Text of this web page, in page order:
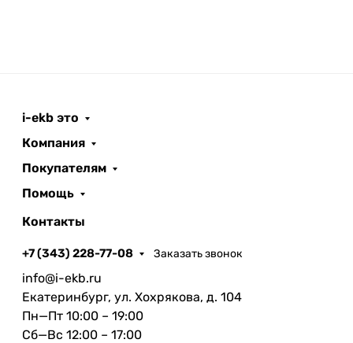
i-ekb это
Компания
Покупателям
Помощь
Контакты
+7 (343) 228-77-08 Заказать звонок
info@i-ekb.ru
Екатеринбург, ул. Хохрякова, д. 104
Пн—Пт 10:00 – 19:00
Сб—Вс 12:00 – 17:00